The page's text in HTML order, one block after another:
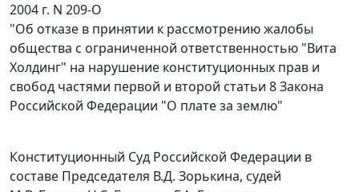
2004 г. N 209-О
"Об отказе в принятии к рассмотрению жалобы
общества с ограниченной ответственностью "Вита
Холдинг" на нарушение конституционных прав и
свобод частями первой и второй статьи 8 Закона
Российской Федерации "О плате за землю"
Конституционный Суд Российской Федерации в
составе Председателя В.Д. Зорькина, судей